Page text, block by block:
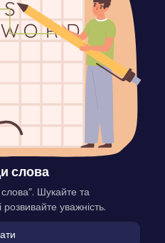
слова
Шукайте та
уважність.